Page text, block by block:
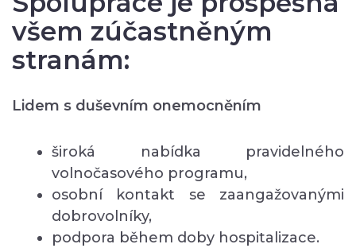
všem zúčastněným
stranám:
Lidem s duševním onemocněním
široká nabídka pravidelného
volnočasového programu,
osobní kontakt se zaangažovanými
dobrovolníky,
podpora během doby hospitalizace.